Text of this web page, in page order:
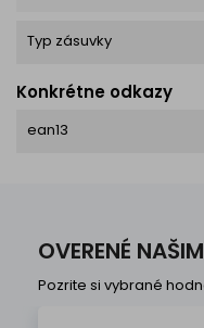
Typ zásuvky
Konkrétne odkazy
ean13
OVERENÉ
Pozrite si vybrané